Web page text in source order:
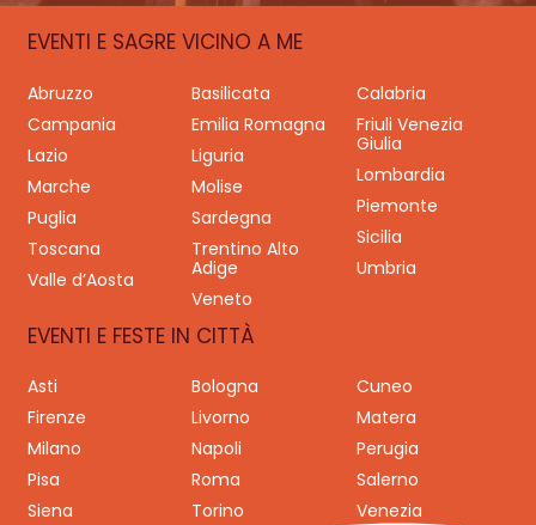
EVENTI E SAGRE VICINO A ME
Abruzzo Basilicata
Calabria
Campania
Emilia Romagna
Friuli Venezia
Giulia
Lazio
Liguria
Lombardia
Marche
Molise
Piemonte
Puglia
Sardegna
Sicilia
Toscana
Trentino Alto
Adige
Umbria
Valle d’Aosta
Veneto
EVENTI E FESTE IN CITTÀ
Asti Bologna
Cuneo
Firenze
Livorno
Matera
Milano
Napoli
Perugia
Pisa
Roma
Salerno
Siena
Torino Venezia